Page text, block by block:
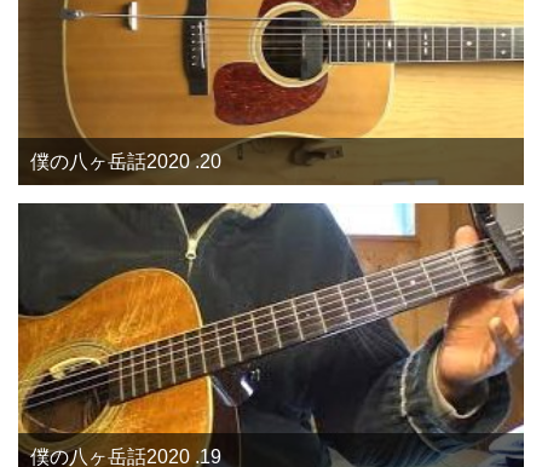
僕の八ヶ岳話2020 .20
僕の八ヶ岳話2020 .19